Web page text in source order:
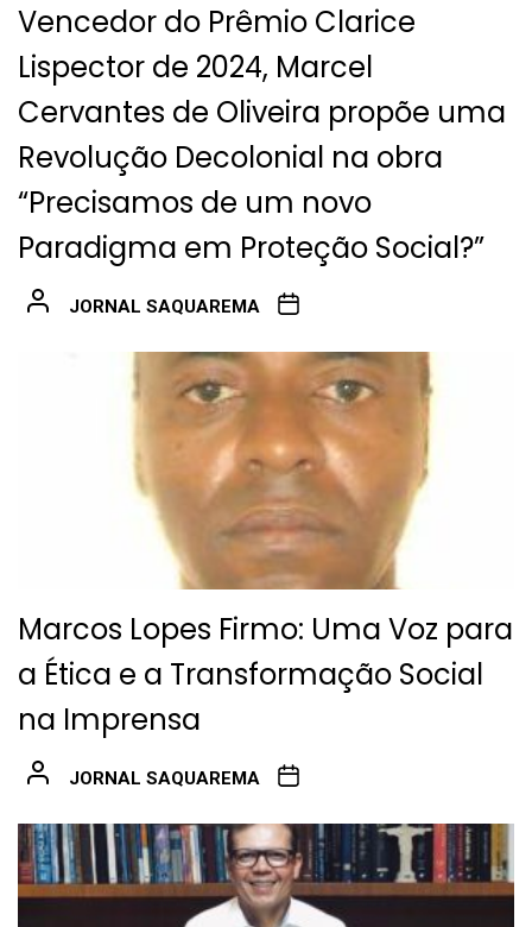
Vencedor do Prêmio Clarice
Lispector de 2024, Marcel
Cervantes de Oliveira propõe uma
Revolução Decolonial na obra
“Precisamos de um novo
Paradigma em Proteção Social?”
JORNAL SAQUAREMA
Marcos Lopes Firmo: Uma Voz para
a Ética e a Transformação Social
na Imprensa
JORNAL SAQUAREMA